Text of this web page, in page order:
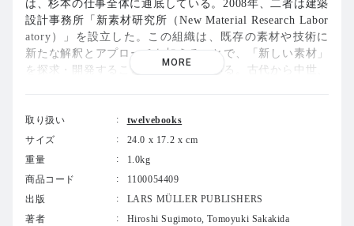
は、杉本の仕事全体に通底している。2008年、二者は建築
設計事務所「新素材研究所（New Material Research Labor
atory）」を設立した。この組織は、既存の素材や技術に
新たな解釈とアプローチを加えることで、「新しい素材」
を探求・開発することを目的としている。古代から中世、
じて未来へと延ばしていくことがその理念である。
本書は、「新素材研究所」の芸術と建築、さらには考古学
とともに、各プロジェクトにおける素材の選択過程が示さ
れている。収録された写真はそれ自体が構成的な作品であ
り、過去と現在の均衡を感じさせる場面が提示される。二
MORE
取り扱い
twelvebooks
サイズ
24.0 x 17.2 x cm
重量
1.0kg
商品コード
1100054409
出版
LARS MÜLLER PUBLISHERS
著者
Hiroshi Sugimoto, Tomoyuki Sakakida